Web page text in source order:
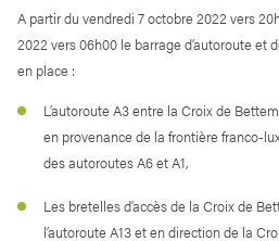
A partir du vendredi 7 octobre 2022 vers
2022 vers 06h00 le barrage d’autoroute et
en place :
L’autoroute A3 entre la Croix de
en provenance de la frontière franco-
des autoroutes A6 et A1,
Les bretelles d’accès de la Croix de
l’autoroute A13 et en direction de la